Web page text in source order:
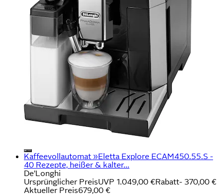
Kaffeevollautomat »Eletta Explore ECAM450.55.S -
40 Rezepte, heißer & kalter...
De'Longhi
Ursprünglicher PreisUVP 1.049,00 €Rabatt- 370,00 €
Aktueller Preis679,00 €